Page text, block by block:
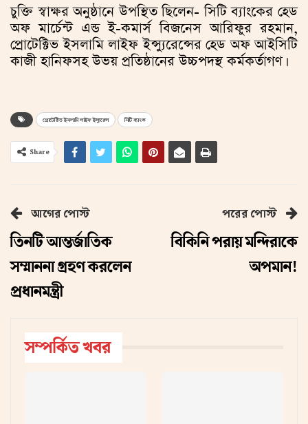
চুক্তি স্বাক্ষর অনুষ্ঠানে উপস্থিত ছিলেন- সিটি ব্যাংকের হেড
অফ মার্চেন্ট এন্ড ই-কমার্স বিজনেস আরিফুর রহমান,
প্রোটেক্টিভ ইসলামি লাইফ ইন্স্যুরেন্সের হেড অফ আইসিটি
কাজী হানিফসহ উভয় প্রতিষ্ঠানের উচ্চপদস্থ কর্মকর্তাগণ।
প্রোটেক্টিভ ইসলামি লাইফ ইন্স্যুরেন্স সিটি ব্যাংক
Share
আগের পোস্ট
তিনটি আন্তর্জাতিক
সম্মাননা গ্রহণ করলেন
প্রধানমন্ত্রী
পরের পোস্ট
বিকিনি পরায় মন্দিরাকে
অপমান!
সম্পর্কিত খবর